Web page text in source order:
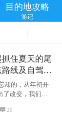
目的地攻略
游记
住夏天的尾
线及自驾攻
却的，从年初开
了改变，我们也
29